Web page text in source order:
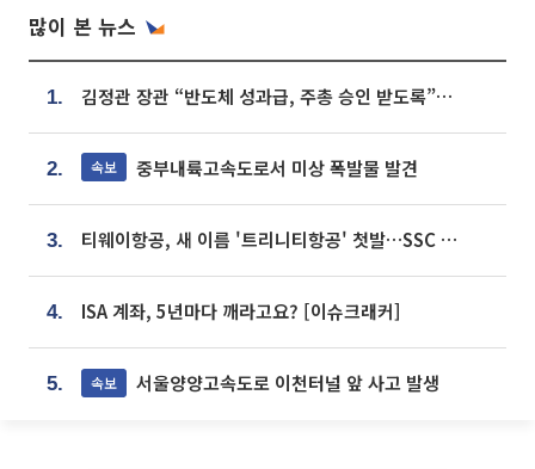
많이 본 뉴스
1. 김정관 장관 “반도체 성과급, 주총 승인 받도록”…상법·자본시장법 개정 시사
2. 속보 중부내륙고속도로서 미상 폭발물 발견
3. 티웨이항공, 새 이름 '트리니티항공' 첫발…SSC 전략 본격화
4. ISA 계좌, 5년마다 깨라고요? [이슈크래커]
5. 속보 서울양양고속도로 이천터널 앞 사고 발생